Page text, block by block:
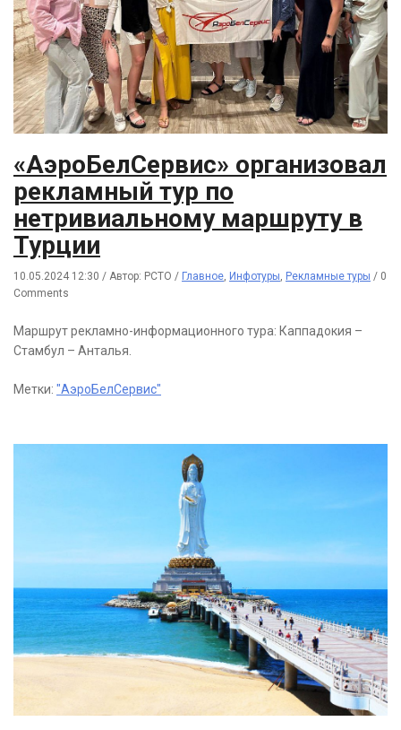
«АэроБелСервис» организовал
рекламный тур по
нетривиальному маршруту в
Турции
10.05.2024 12:30 / Автор: РСТО / Главное, Инфотуры, Рекламные туры / 0
Comments
Маршрут рекламно-информационного тура: Каппадокия –
Стамбул – Анталья.
Метки: "АэроБелСервис"